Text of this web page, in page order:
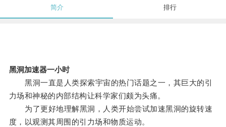
简介 排行
黑洞加速器一小时
黑洞一直是人类探索宇宙的热门话题之一，其巨大的引
力场和神秘的内部结构让科学家们颇为头痛。
为了更好地理解黑洞，人类开始尝试加速黑洞的旋转速
度，以观测其周围的引力场和物质运动。